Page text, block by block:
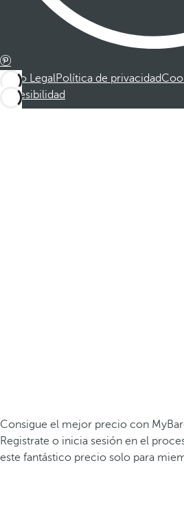
Aviso LegalPolítica de privacidad
Accesibilidad
Consigue el mejor precio con
Registrate o inicia sesión en el
este fantástico precio solo para